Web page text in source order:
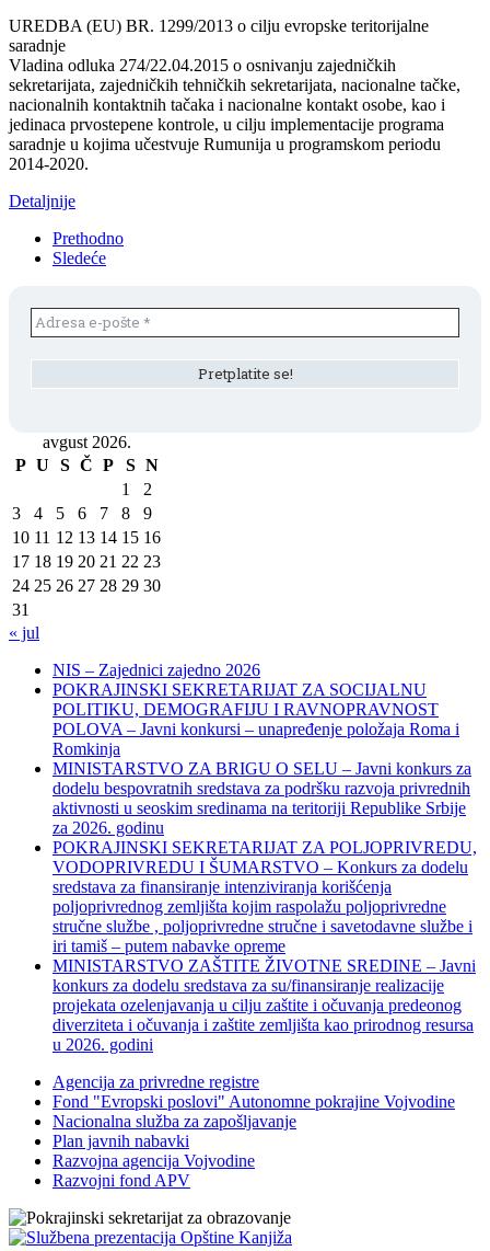
UREDBA (EU) BR. 1299/2013 o cilju evropske teritorijalne
saradnje
Vladina odluka 274/22.04.2015 o osnivanju zajedničkih
sekretarijata, zajedničkih tehničkih sekretarijata, nacionalne tačke,
nacionalnih kontaktnih tačaka i nacionalne kontakt osobe, kao i
jedinaca prvostepene kontrole, u cilju implementacije programa
saradnje u kojima učestvuje Rumunija u programskom periodu
2014-2020.
Detaljnije
Prethodno
Sledeće
avgust 2026.
P U S Č P S N
1
2
3
4 5 6 7 8
9
10 11 12 13 14 15 16
17 18 19 20 21 22 23
24 25 26 27 28 29 30
31
« jul
NIS – Zajednici zajedno 2026
POKRAJINSKI SEKRETARIJAT ZA SOCIJALNU
POLITIKU, DEMOGRAFIJU I RAVNOPRAVNOST
POLOVA – Javni konkursi – unapređenje položaja Roma i
Romkinja
MINISTARSTVO ZA BRIGU O SELU – Javni konkurs za
dodelu bespovratnih sredstava za podršku razvoja privrednih
aktivnosti u seoskim sredinama na teritoriji Republike Srbije
za 2026. godinu
POKRAJINSKI SEKRETARIJAT ZA POLJOPRIVREDU,
VODOPRIVREDU I ŠUMARSTVO – Konkurs za dodelu
sredstava za finansiranje intenziviranja korišćenja
poljoprivrednog zemljišta kojim raspolažu poljoprivredne
stručne službe , poljoprivredne stručne i savetodavne službe i
iri tamiš ‒ putem nabavke opreme
MINISTARSTVO ZAŠTITE ŽIVOTNE SREDINE – Javni
konkurs za dodelu sredstava za su/finansiranje realizacije
projekata ozelenjavanja u cilju zaštite i očuvanja predeonog
diverziteta i očuvanja i zaštite zemljišta kao prirodnog resursa
u 2026. godini
Agencija za privredne registre
Fond "Evropski poslovi" Autonomne pokrajine Vojvodine
Nacionalna služba za zapošljavanje
Plan javnih nabavki
Razvojna agencija Vojvodine
Razvojni fond APV